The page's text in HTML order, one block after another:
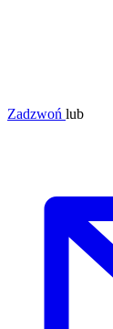
Zadzwoń lub